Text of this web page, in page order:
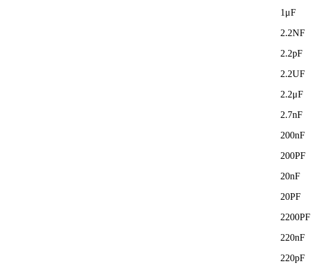
1μF
2.2NF
2.2pF
2.2UF
2.2μF
2.7nF
200nF
200PF
20nF
20PF
2200PF
220nF
220pF